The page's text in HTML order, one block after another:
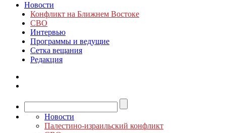
Новости
Конфликт на Ближнем Востоке
СВО
Интервью
Программы и ведущие
Сетка вещания
Редакция
Новости
Палестино-израильский конфликт